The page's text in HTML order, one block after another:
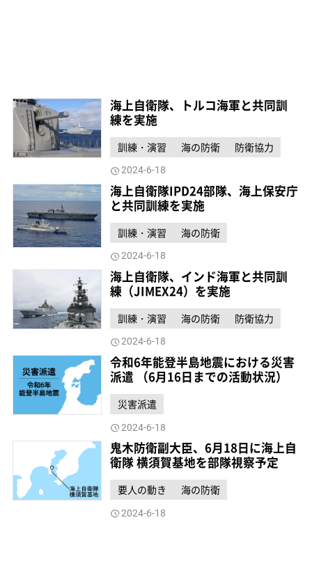
海上自衛隊、トルコ海軍と共同訓
練を実施
訓練・演習 海の防衛 防衛協力
2024-6-18
海上自衛隊IPD24部隊、海上保安庁
と共同訓練を実施
訓練・演習 海の防衛
2024-6-18
海上自衛隊、インド海軍と共同訓
練（JIMEX24）を実施
訓練・演習 海の防衛 防衛協力
2024-6-18
令和6年能登半島地震における災害
派遣 （6月16日までの活動状況）
災害派遣
2024-6-18
鬼木防衛副大臣、6月18日に海上自
衛隊 横須賀基地を部隊視察予定
要人の動き 海の防衛
2024-6-18